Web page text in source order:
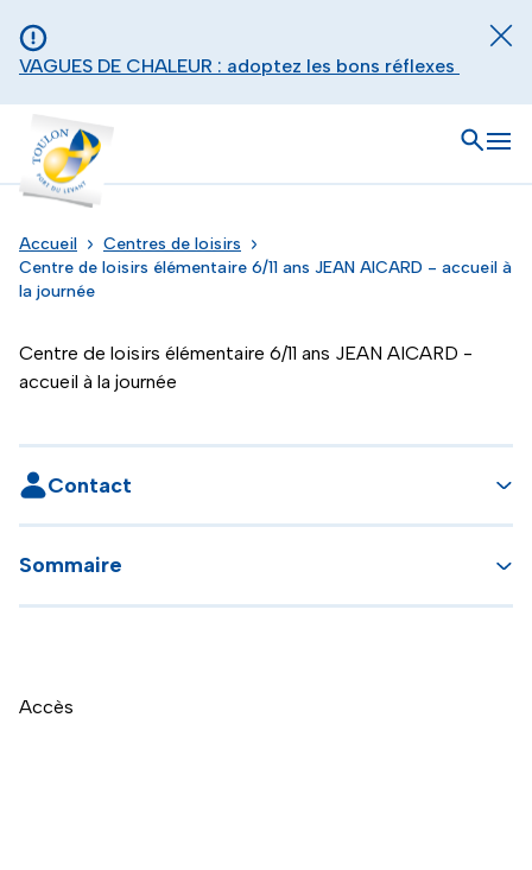
VAGUES DE CHALEUR : adoptez les bons réflexes
Toulon - Port du levant, retour à l'accueil
Ouvrir
Accueil
Centres de loisirs
Centre de loisirs élémentaire 6/11 ans JEAN AICARD - accueil à
la journée
Centre de loisirs élémentaire 6/11 ans JEAN AICARD -
accueil à la journée
Contact
Sommaire
Accès